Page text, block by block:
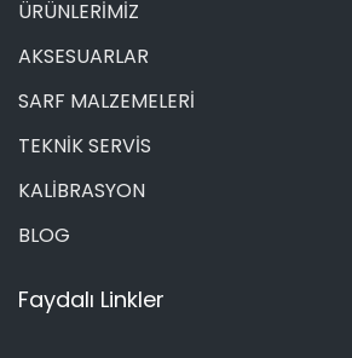
ÜRÜNLERİMİZ
AKSESUARLAR
SARF MALZEMELERİ
TEKNİK SERVİS
KALİBRASYON
BLOG
Faydalı Linkler